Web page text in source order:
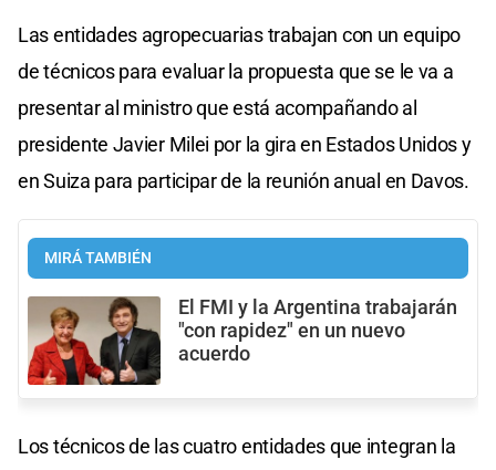
Las entidades agropecuarias trabajan con un equipo
de técnicos para evaluar la propuesta que se le va a
presentar al ministro que está acompañando al
presidente Javier Milei por la gira en Estados Unidos y
en Suiza para participar de la reunión anual en Davos.
MIRÁ TAMBIÉN
El FMI y la Argentina trabajarán
"con rapidez" en un nuevo
acuerdo
Los técnicos de las cuatro entidades que integran la